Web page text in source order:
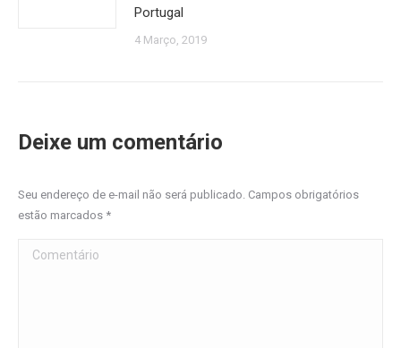
Portugal
4 Março, 2019
Deixe um comentário
Seu endereço de e-mail não será publicado. Campos obrigatórios
estão marcados *
Comentário